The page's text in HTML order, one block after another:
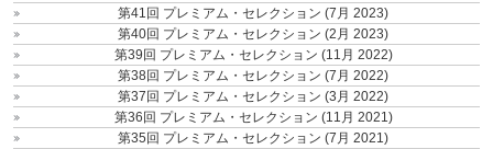
第41回 プレミアム・セレクション (7月 2023)
第40回 プレミアム・セレクション (2月 2023)
第39回 プレミアム・セレクション (11月 2022)
第38回 プレミアム・セレクション (7月 2022)
第37回 プレミアム・セレクション (3月 2022)
第36回 プレミアム・セレクション (11月 2021)
第35回 プレミアム・セレクション (7月 2021)